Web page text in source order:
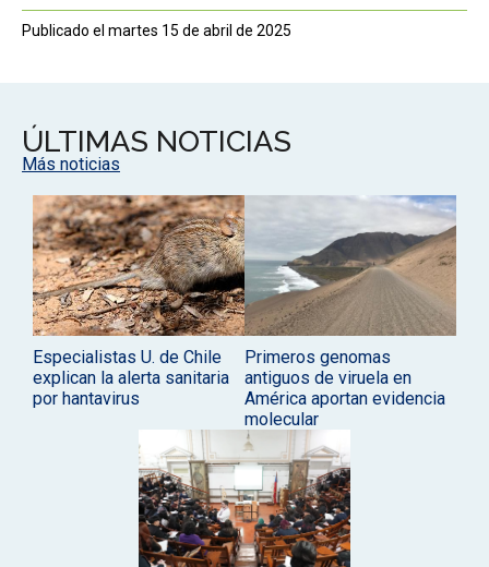
Publicado el martes 15 de abril de 2025
ÚLTIMAS NOTICIAS
Más noticias
Especialistas U. de Chile
explican la alerta sanitaria
por hantavirus
Primeros genomas
antiguos de viruela en
América aportan evidencia
molecular